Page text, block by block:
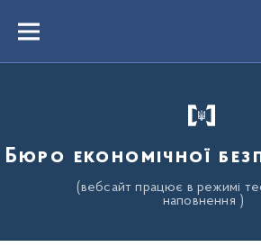
вмістуMenu
Бюро економічної
(вебсайт працює в режимі
наповнення )